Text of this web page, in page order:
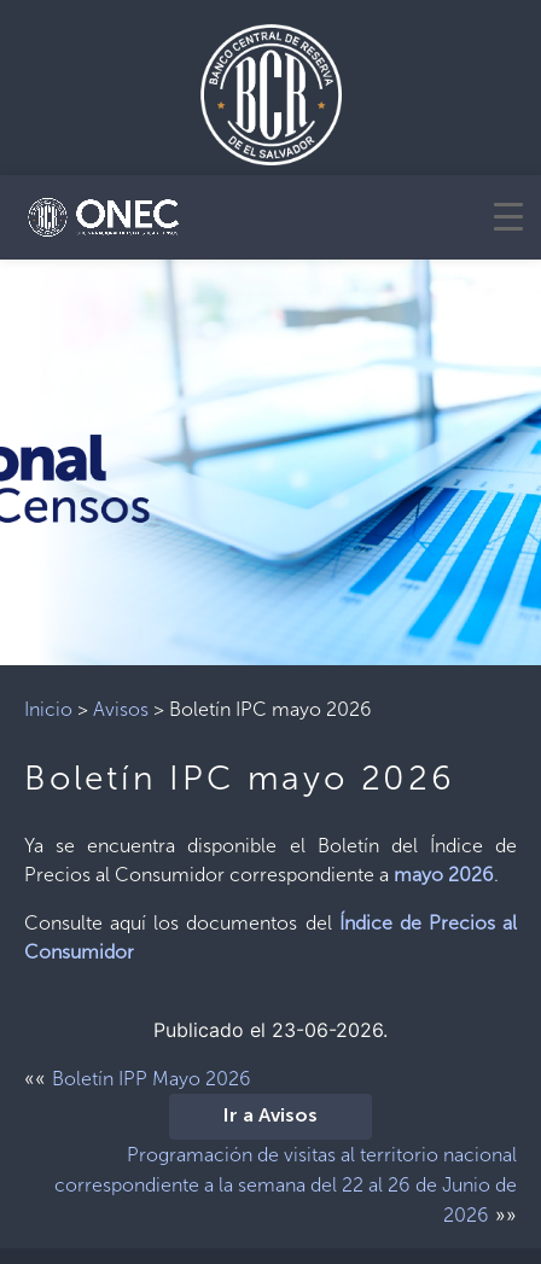
Inicio > Avisos > Boletín IPC mayo 2026
Boletín IPC mayo 2026
Ya se encuentra disponible el Boletín del Índice de
Precios al Consumidor correspondiente a mayo 2026.
Consulte aquí los documentos del Índice de Precios al
Consumidor
Publicado el 23-06-2026.
«« Boletín IPP Mayo 2026
Ir a Avisos
Programación de visitas al territorio nacional
correspondiente a la semana del 22 al 26 de Junio de
2026 »»